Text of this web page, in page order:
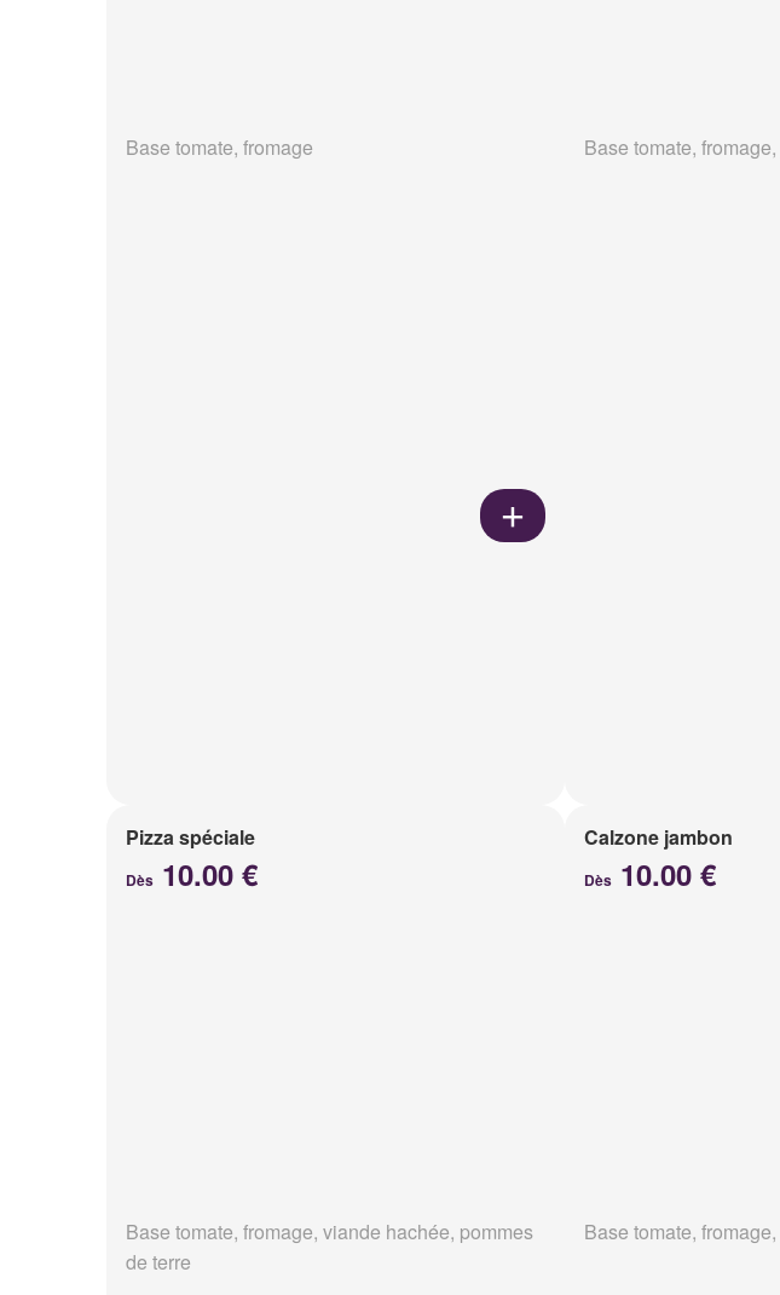
Base tomate, fromage Base tomate,
Pizza spéciale
Dès 10.00 €
Base tomate, fromage, viande hachée, pommes
de terre
Calzone jambon
Dès10.00 €
Base tomate,